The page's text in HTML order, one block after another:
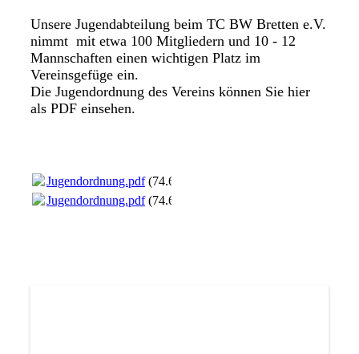
Unsere Jugendabteilung beim TC BW Bretten e.V.
nimmt mit etwa 100 Mitgliedern und 10 - 12
Mannschaften einen wichtigen Platz im
Vereinsgefüge ein.
Die Jugendordnung des Vereins können Sie hier
als PDF einsehen.
Jugendordnung.pdf(74.63KB)
Jugendordnung.pdf(74.63KB)